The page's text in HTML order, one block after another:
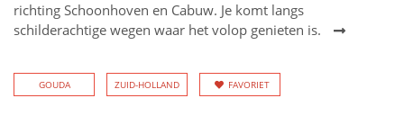
richting Schoonhoven en Cabuw. Je komt langs
schilderachtige wegen waar het volop genieten is.
GOUDA ZUID-HOLLAND FAVORIET